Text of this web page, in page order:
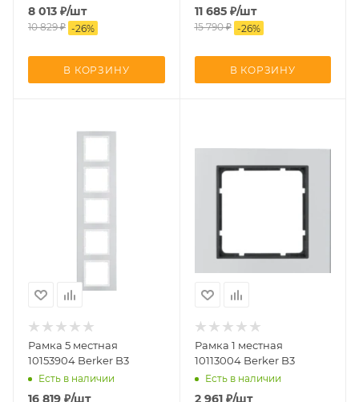
8 013 ₽/шт
10 829₽ -26%
В КОРЗИНУ
11 685₽/шт
15 790₽ -26%
В КОРЗИНУ
Рамка 5 местная
10153904 Berker B3
Есть в наличии
16 819 ₽/шт
Рамка 1 местная
10113004 Berker B3
Есть в наличии
2 961₽/шт